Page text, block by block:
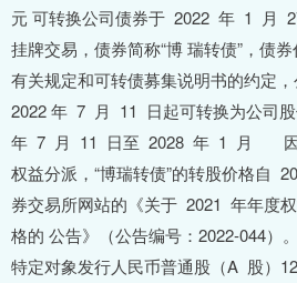
元 可转换公司债券于 2022 年 1 月
挂牌交易，债券简称“博 瑞转债”，
有关规定和可转债募集说明书的约定，
2022 年 7 月 11 日起可转换为公司
年 7 月 11 日至 2028 年 1 月 因
权益分派，“博瑞转债”的转股价格自
券交易所网站的《关于 2021 年年度
格的 公告》（公告编号：2022-044
特定对象发行人民币普通股（A 股）